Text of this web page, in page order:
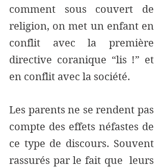
comment sous couvert de
religion, on met un enfant en
conflit avec la première
directive coranique “lis !” et
en conflit avec la société.
Les parents ne se rendent pas
compte des effets néfastes de
ce type de discours. Souvent
rassurés par le fait que  leurs